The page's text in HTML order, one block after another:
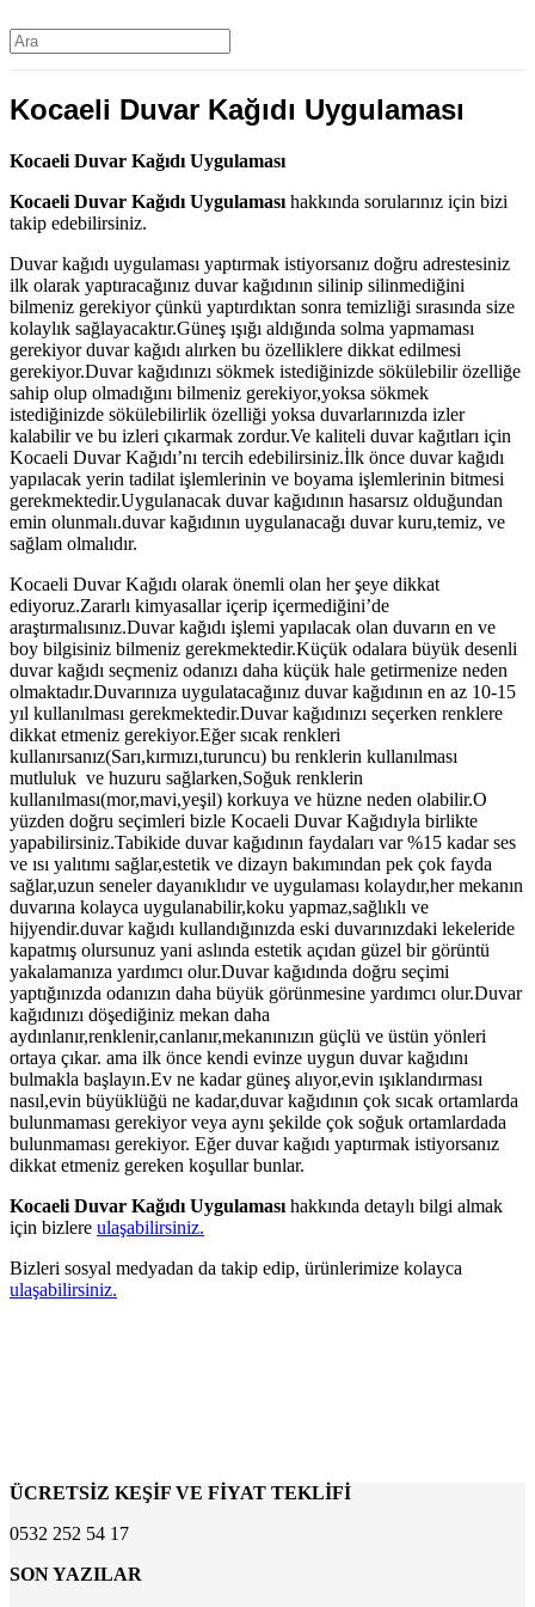
Kocaeli Duvar Kağıdı Uygulaması
Kocaeli Duvar Kağıdı Uygulaması
Kocaeli Duvar Kağıdı Uygulaması hakkında sorularınız için bizi
takip edebilirsiniz.
Duvar kağıdı uygulaması yaptırmak istiyorsanız doğru adrestesiniz
ilk olarak yaptıracağınız duvar kağıdının silinip silinmediğini
bilmeniz gerekiyor çünkü yaptırdıktan sonra temizliği sırasında size
kolaylık sağlayacaktır.Güneş ışığı aldığında solma yapmaması
gerekiyor duvar kağıdı alırken bu özelliklere dikkat edilmesi
gerekiyor.Duvar kağıdınızı sökmek istediğinizde sökülebilir özelliğe
sahip olup olmadığını bilmeniz gerekiyor,yoksa sökmek
istediğinizde sökülebilirlik özelliği yoksa duvarlarınızda izler
kalabilir ve bu izleri çıkarmak zordur.Ve kaliteli duvar kağıtları için
Kocaeli Duvar Kağıdı’nı tercih edebilirsiniz.İlk önce duvar kağıdı
yapılacak yerin tadilat işlemlerinin ve boyama işlemlerinin bitmesi
gerekmektedir.Uygulanacak duvar kağıdının hasarsız olduğundan
emin olunmalı.duvar kağıdının uygulanacağı duvar kuru,temiz, ve
sağlam olmalıdır.
Kocaeli Duvar Kağıdı olarak önemli olan her şeye dikkat
ediyoruz.Zararlı kimyasallar içerip içermediğini’de
araştırmalısınız.Duvar kağıdı işlemi yapılacak olan duvarın en ve
boy bilgisiniz bilmeniz gerekmektedir.Küçük odalara büyük desenli
duvar kağıdı seçmeniz odanızı daha küçük hale getirmenize neden
olmaktadır.Duvarınıza uygulatacağınız duvar kağıdının en az 10-15
yıl kullanılması gerekmektedir.Duvar kağıdınızı seçerken renklere
dikkat etmeniz gerekiyor.Eğer sıcak renkleri
kullanırsanız(Sarı,kırmızı,turuncu) bu renklerin kullanılması
mutluluk ve huzuru sağlarken,Soğuk renklerin
kullanılması(mor,mavi,yeşil) korkuya ve hüzne neden olabilir.O
yüzden doğru seçimleri bizle Kocaeli Duvar Kağıdıyla birlikte
yapabilirsiniz.Tabikide duvar kağıdının faydaları var %15 kadar ses
ve ısı yalıtımı sağlar,estetik ve dizayn bakımından pek çok fayda
sağlar,uzun seneler dayanıklıdır ve uygulaması kolaydır,her mekanın
duvarına kolayca uygulanabilir,koku yapmaz,sağlıklı ve
hijyendir.duvar kağıdı kullandığınızda eski duvarınızdaki lekeleride
kapatmış olursunuz yani aslında estetik açıdan güzel bir görüntü
yakalamanıza yardımcı olur.Duvar kağıdında doğru seçimi
yaptığınızda odanızın daha büyük görünmesine yardımcı olur.Duvar
kağıdınızı döşediğiniz mekan daha
aydınlanır,renklenir,canlanır,mekanınızın güçlü ve üstün yönleri
ortaya çıkar. ama ilk önce kendi evinze uygun duvar kağıdını
bulmakla başlayın.Ev ne kadar güneş alıyor,evin ışıklandırması
nasıl,evin büyüklüğü ne kadar,duvar kağıdının çok sıcak ortamlarda
bulunmaması gerekiyor veya aynı şekilde çok soğuk ortamlardada
bulunmaması gerekiyor. Eğer duvar kağıdı yaptırmak istiyorsanız
dikkat etmeniz gereken koşullar bunlar.
Kocaeli Duvar Kağıdı Uygulaması hakkında detaylı bilgi almak
için bizlere ulaşabilirsiniz.
Bizleri sosyal medyadan da takip edip, ürünlerimize kolayca
ulaşabilirsiniz.
ÜCRETSİZ KEŞİF VE FİYAT TEKLİFİ
0532 252 54 17
SON YAZILAR